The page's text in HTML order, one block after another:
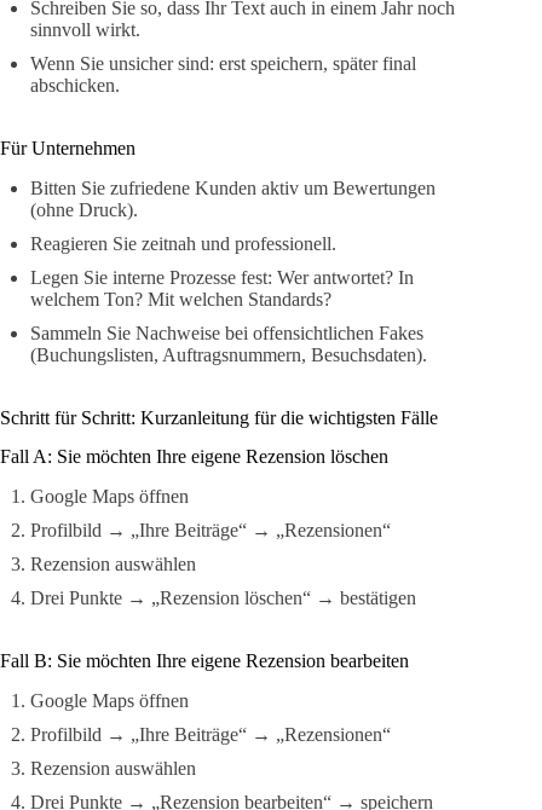
Schreiben Sie so, dass Ihr Text auch in einem Jahr noch
sinnvoll wirkt.
Wenn Sie unsicher sind: erst speichern, später final
abschicken.
Für Unternehmen
Bitten Sie zufriedene Kunden aktiv um Bewertungen
(ohne Druck).
Reagieren Sie zeitnah und professionell.
Legen Sie interne Prozesse fest: Wer antwortet? In
welchem Ton? Mit welchen Standards?
Sammeln Sie Nachweise bei offensichtlichen Fakes
(Buchungslisten, Auftragsnummern, Besuchsdaten).
Schritt für Schritt: Kurzanleitung für die wichtigsten Fälle
Fall A: Sie möchten Ihre eigene Rezension löschen
Google Maps öffnen
Profilbild → „Ihre Beiträge“ → „Rezensionen“
Rezension auswählen
Drei Punkte → „Rezension löschen“ → bestätigen
Fall B: Sie möchten Ihre eigene Rezension bearbeiten
Google Maps öffnen
Profilbild → „Ihre Beiträge“ → „Rezensionen“
Rezension auswählen
Drei Punkte → „Rezension bearbeiten“ → speichern